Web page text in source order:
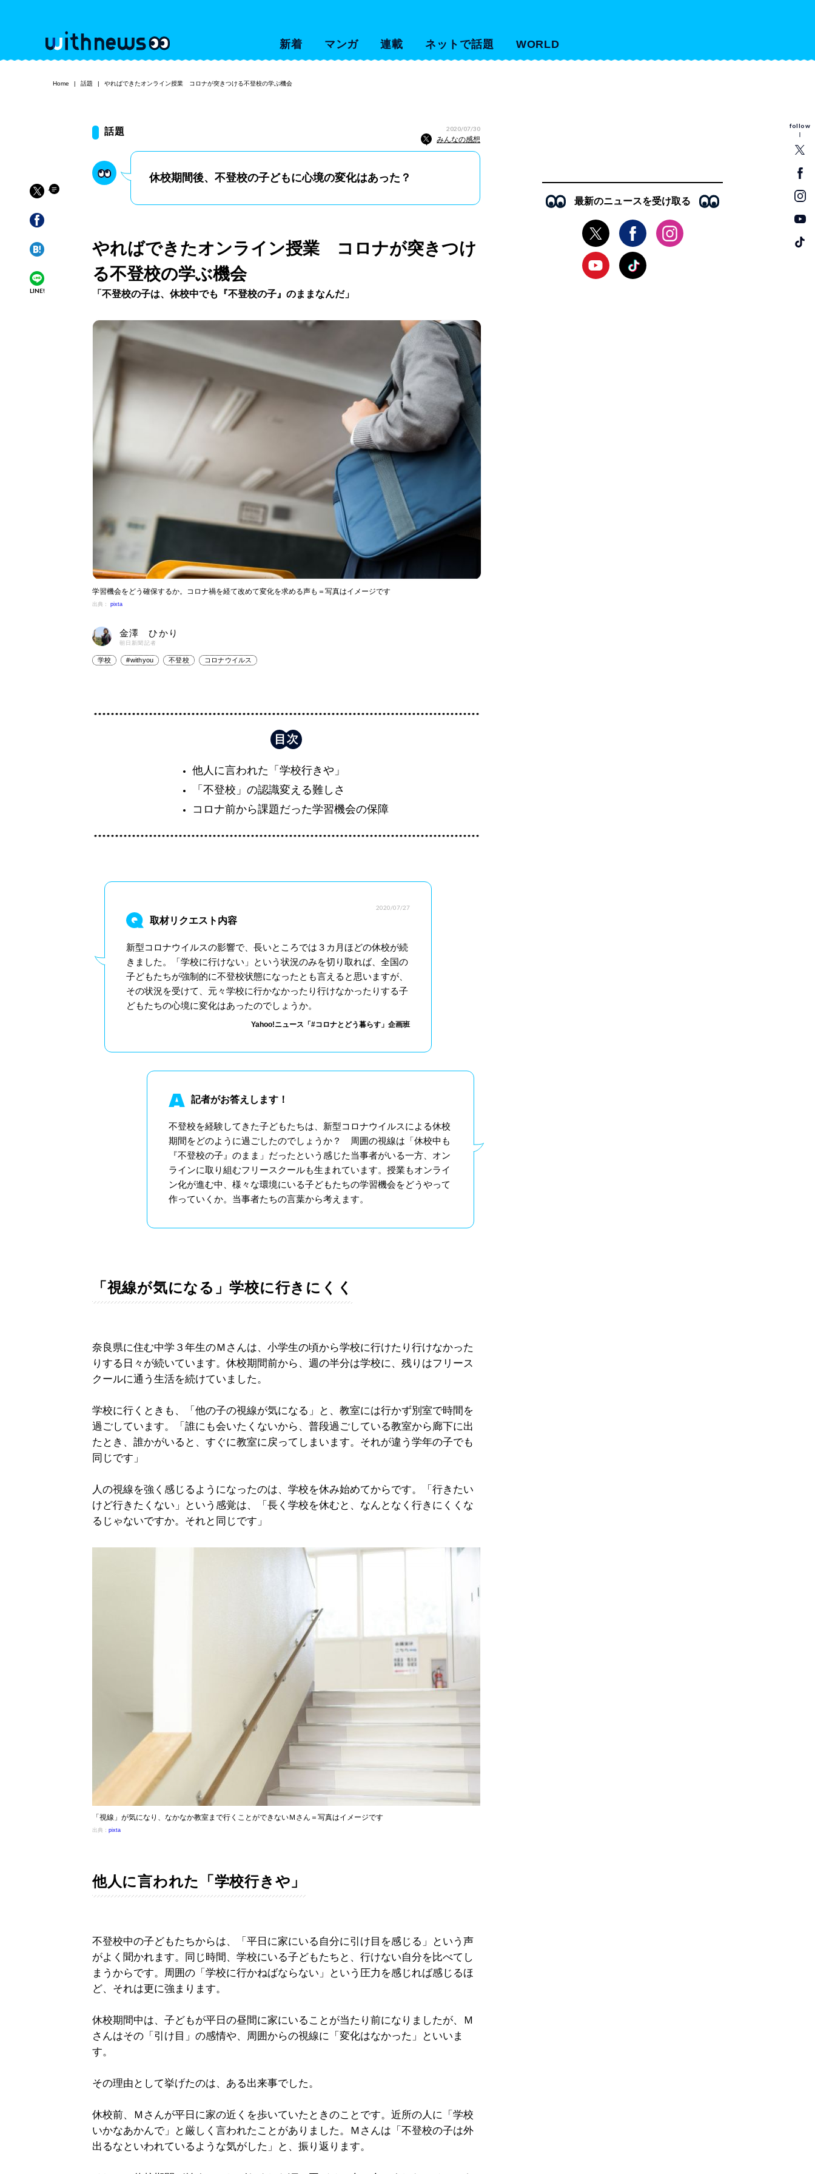
新着 マンガ 連載 ネットで話題 WORLD
follow
Home 話題 やればできたオンライン授業 コロナが突きつける不登校の学ぶ機会
LINE!
話題 2020/07/30
みんなの感想
休校期間後、不登校の子どもに心境の変化はあった？
やればできたオンライン授業 コロナが突きつけ
る不登校の学ぶ機会
「不登校の子は、休校中でも『不登校の子』のままなんだ」
学習機会をどう確保するか。コロナ禍を経て改めて変化を求める声も＝写真はイメージです
出典： pixta
金澤 ひかり
朝日新聞記者
学校 #withyou 不登校 コロナウイルス
他人に言われた「学校行きや」
「不登校」の認識変える難しさ
コロナ前から課題だった学習機会の保障
2020/07/27
取材リクエスト内容
新型コロナウイルスの影響で、長いところでは３カ月ほどの休校が続
きました。「学校に行けない」という状況のみを切り取れば、全国の
子どもたちが強制的に不登校状態になったとも言えると思いますが、
その状況を受けて、元々学校に行かなかったり行けなかったりする子
どもたちの心境に変化はあったのでしょうか。
Yahoo!ニュース「#コロナとどう暮らす」企画班
記者がお答えします！
不登校を経験してきた子どもたちは、新型コロナウイルスによる休校
期間をどのように過ごしたのでしょうか？ 周囲の視線は「休校中も
『不登校の子』のまま」だったという感じた当事者がいる一方、オン
ラインに取り組むフリースクールも生まれています。授業もオンライ
ン化が進む中、様々な環境にいる子どもたちの学習機会をどうやって
作っていくか。当事者たちの言葉から考えます。
「視線が気になる」学校に行きにくく
奈良県に住む中学３年生のＭさんは、小学生の頃から学校に行けたり行けなかった
りする日々が続いています。休校期間前から、週の半分は学校に、残りはフリース
クールに通う生活を続けていました。
学校に行くときも、「他の子の視線が気になる」と、教室には行かず別室で時間を
過ごしています。「誰にも会いたくないから、普段過ごしている教室から廊下に出
たとき、誰かがいると、すぐに教室に戻ってしまいます。それが違う学年の子でも
同じです」
人の視線を強く感じるようになったのは、学校を休み始めてからです。「行きたい
けど行きたくない」という感覚は、「長く学校を休むと、なんとなく行きにくくな
るじゃないですか。それと同じです」
「視線」が気になり、なかなか教室まで行くことができないＭさん＝写真はイメージです
出典： pixta
他人に言われた「学校行きや」
不登校中の子どもたちからは、「平日に家にいる自分に引け目を感じる」という声
がよく聞かれます。同じ時間、学校にいる子どもたちと、行けない自分を比べてし
まうからです。周囲の「学校に行かねばならない」という圧力を感じれば感じるほ
ど、それは更に強まります。
休校期間中は、子どもが平日の昼間に家にいることが当たり前になりましたが、Ｍ
さんはその「引け目」の感情や、周囲からの視線に「変化はなかった」といいま
す。
その理由として挙げたのは、ある出来事でした。
休校前、Ｍさんが平日に家の近くを歩いていたときのことです。近所の人に「学校
いかなあかんで」と厳しく言われたことがありました。Ｍさんは「不登校の子は外
出るなといわれているような気がした」と、振り返ります。
最新のニュースを受け取る